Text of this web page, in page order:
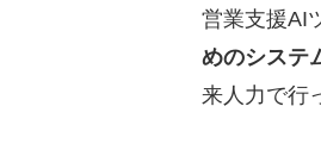
営業支援AI
めのシステ
来人力で行